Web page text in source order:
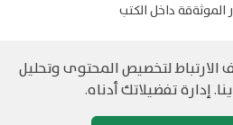
الموثةقة داخل الكتب
لتخصيص المحتوى وتحليل
إدارة تفضيلاتك أدناه.